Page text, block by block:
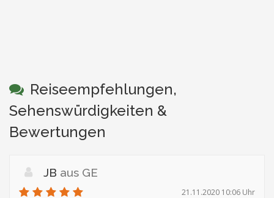
Reiseempfehlungen,
Sehenswürdigkeiten &
Bewertungen
JB aus GE
21.11.2020 10:06 Uhr